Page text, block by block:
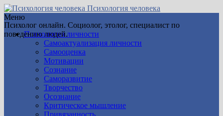
Психология человека
Психолог онлайн. Социолог, этолог, специалист по
поведению людей.
Меню
Психология личности
Самоактуализация личности
Самооценка
Мотивации
Сознание
Саморазвитие
Творчество
Осознание
Критическое мышление
Привязанность